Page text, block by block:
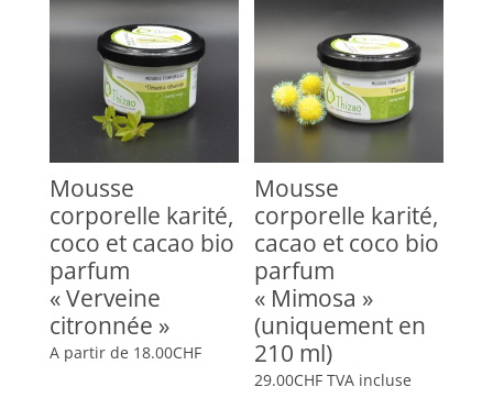
Mousse
corporelle karité,
coco et cacao bio
parfum
« Verveine
citronnée »
A partir de 18.00CHF
Mousse
corporelle karité,
cacao et coco bio
parfum
« Mimosa »
(uniquement en
210 ml)
29.00CHF TVA incluse